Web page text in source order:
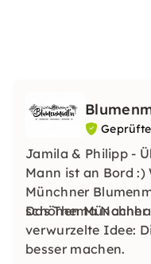
Jamila & Philipp -
Mann ist an Bord
Münchner
schönen Münchner
Das Thema
verwurzelte Idee:
besser machen.